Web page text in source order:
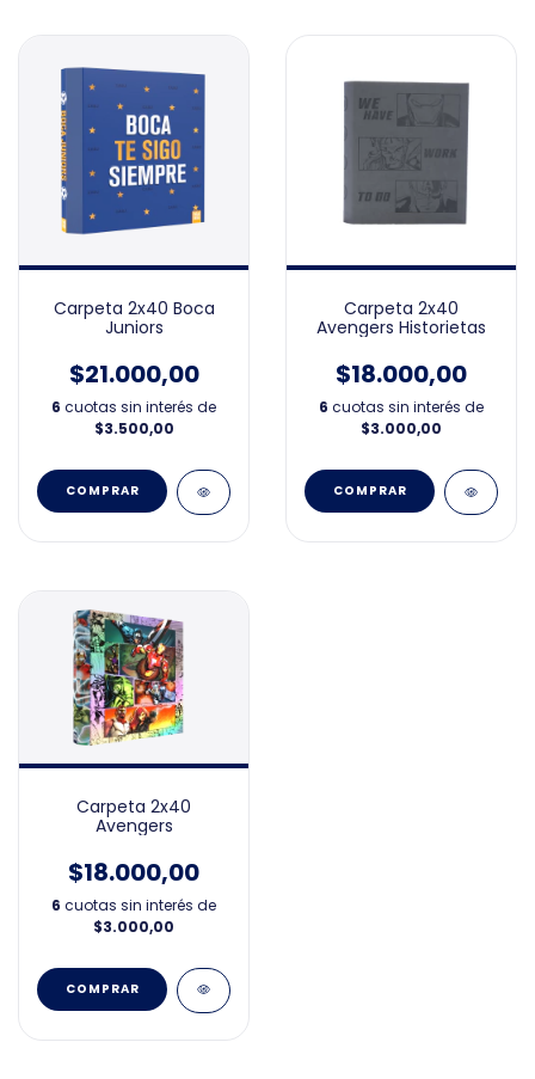
Carpeta 2x40 Boca
Juniors
$21.000,00
6 cuotas sin interés de
$3.500,00
Carpeta 2x40
Avengers Historietas
$18.000,00
6 cuotas sin interés de
$3.000,00
Carpeta 2x40
Avengers
$18.000,00
6 cuotas sin interés de
$3.000,00